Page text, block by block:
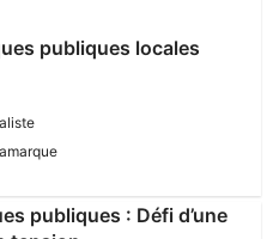
publiques locales